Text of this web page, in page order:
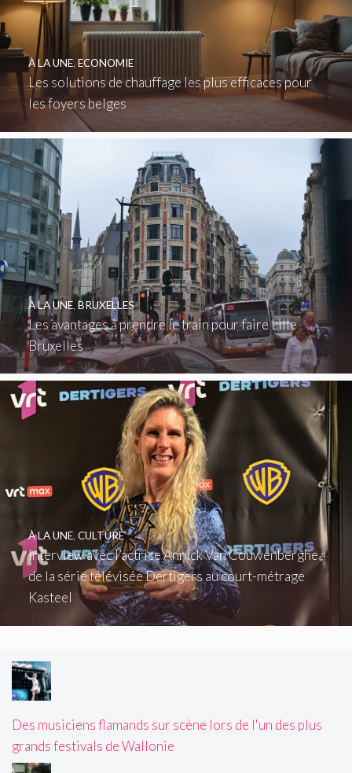
Les solutions de chauffage les plus efficaces pour
les foyers belges
À LA UNE, ECONOMIE
Les avantages à prendre le train pour faire Lille
Bruxelles
À LA UNE, BRUXELLES
Interview avec l’actrice Annick Van Couwenberghe :
de la série télévisée Dertigers au court-métrage
Kasteel
À LA UNE, CULTURE
Des musiciens flamands sur scène lors de l'un des plus
grands festivals de Wallonie